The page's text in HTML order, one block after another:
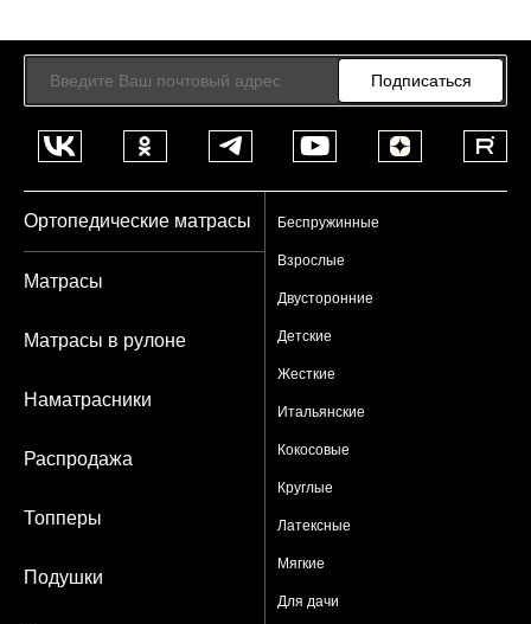
Подписаться
Ортопедические матрасы Беспружинные
Взрослые
Двусторонние
Детские
Жесткие
Итальянские
Кокосовые
Круглые
Латексные
Мягкие
Для дачи
Матрасы
Матрасы в рулоне
Наматрасники
Распродажа
Топперы
Подушки